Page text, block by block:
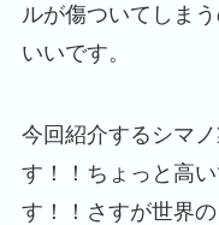
ルが傷ついてしま
いいです。
今回紹介するシマ
す！！ちょっと高
す！！さすが世界